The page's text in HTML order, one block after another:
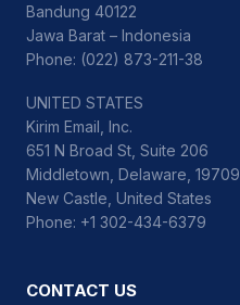
Bandung 40122
Jawa Barat – Indonesia
Phone: (022) 873-211-38
UNITED STATES
Kirim Email, Inc.
651 N Broad St, Suite 206
Middletown, Delaware, 19709
New Castle, United States
Phone: +1 302-434-6379
CONTACT US